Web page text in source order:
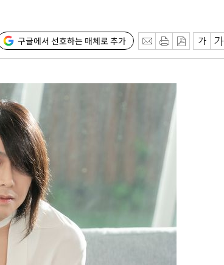
구글에서 선호하는 매체로 추가